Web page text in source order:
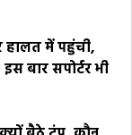
हालत में पहुंची,
बार सपोर्टर भी